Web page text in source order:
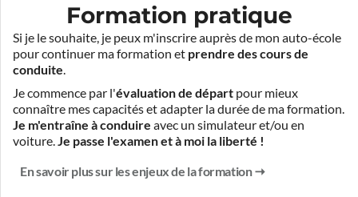
Formation pratique
Si je le souhaite, je peux m'inscrire auprès de mon auto-école
pour continuer ma formation et prendre des cours de
conduite.
Je commence par l'évaluation de départ pour mieux
connaître mes capacités et adapter la durée de ma formation.
Je m'entraîne à conduire avec un simulateur et/ou en
voiture.Je passe l'examen et à moi la liberté !
En savoir plus sur les enjeux de la formation